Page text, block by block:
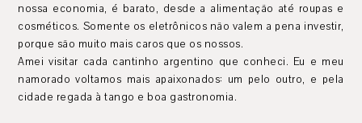
nossa economia, é barato, desde a alimentação até roupas e
cosméticos. Somente os eletrônicos não valem a pena investir,
porque são muito mais caros que os nossos.
Amei visitar cada cantinho argentino que conheci. Eu e meu
namorado voltamos mais apaixonados: um pelo outro, e pela
cidade regada à tango e boa gastronomia.